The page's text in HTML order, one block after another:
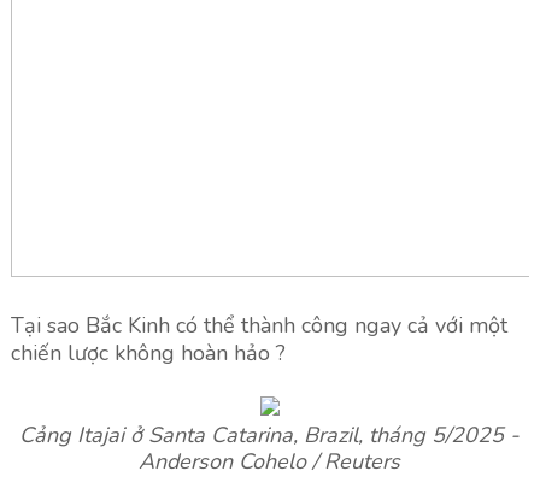
Tại sao Bắc Kinh có thể thành công ngay cả với một
chiến lược không hoàn hảo ?
Cảng Itajai ở Santa Catarina, Brazil, tháng 5/2025 -
Anderson Cohelo / Reuters